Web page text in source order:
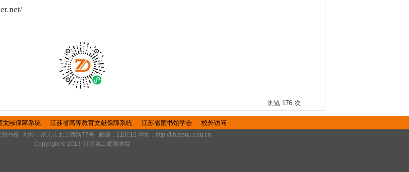
浏览 176 次
文献保障系统 江苏省高等教育文献保障系统 江苏省图书馆学会 校外访问
图书馆 地址：南京市北京西路77号 邮编：210013 网址：http://lib.jssnu.edu.cn
Copyright © 2013 江苏第二师范学院